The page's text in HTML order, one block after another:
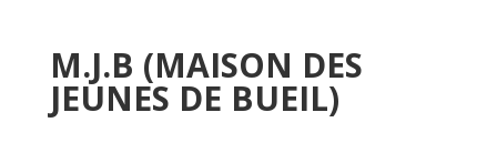
M.J.B (MAISON DES
JEUNES DE BUEIL)